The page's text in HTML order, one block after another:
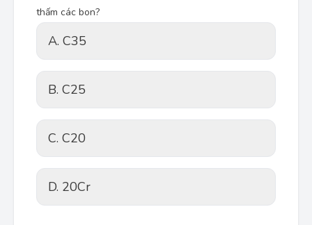
thấm các bon?
A. C35
B. C25
C. C20
D. 20Cr